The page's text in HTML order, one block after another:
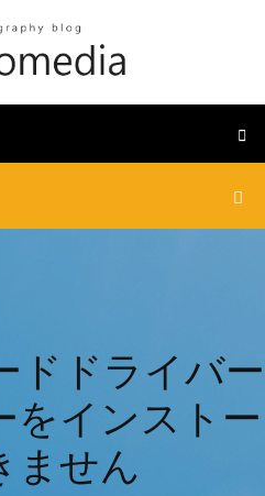
ドドライバー
をインストー
ません